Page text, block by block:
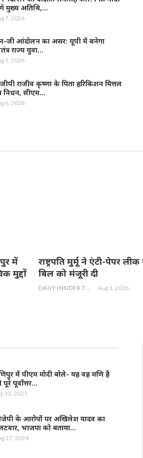
मुख्य अतिथि,…
7, 2026
जी आंदोलन का असर: यूपी में बनेगा
राज्य युवा…
7, 2026
राजीव कृष्णा के पिता हरिकिशन मित्तल
निधन, सीएम…
6, 2026
में
मुद्दों
राष्ट्रपति मुर्मू ने एंटी-पेपर
बिल को मंजूरी दी
DAILY INSIDER TEAM Aug 1, 2026
में पीएम मोदी बोले- यह वह मणि है
पूरे पूर्वोत्तर…
13, 2025
के आरोपों पर अखिलेश यादव का
भाजपा को बताया…
27, 2024